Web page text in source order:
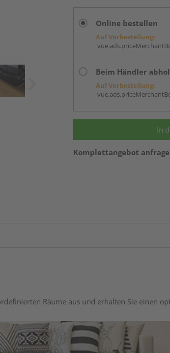
Online bestellen
Auf Vorbestellung:
Beim Händler
Auf Vorbestellung:
In
Komplettangebot
Räume aus und erhalten Sie einen